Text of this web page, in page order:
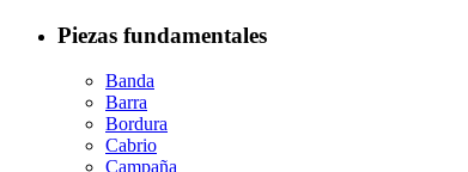
Piezas fundamentales
Banda
Barra
Bordura
Cabrio
Campaña